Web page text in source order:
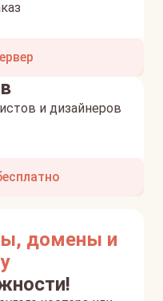
и дизайнеров
домены и